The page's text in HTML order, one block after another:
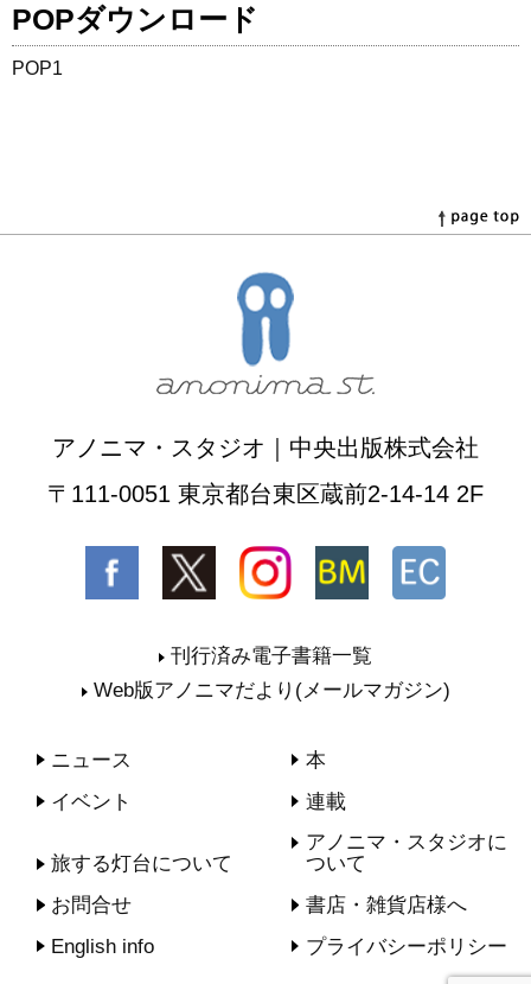
POPダウンロード
POP1
アノニマ・スタジオ｜中央出版株式会社
〒111-0051 東京都台東区蔵前2-14-14 2F
刊行済み電子書籍一覧
Web版アノニマだより(メールマガジン)
ニュース
本
イベント
連載
旅する灯台について
アノニマ・スタジオに
ついて
お問合せ
書店・雑貨店様へ
English info
プライバシーポリシー